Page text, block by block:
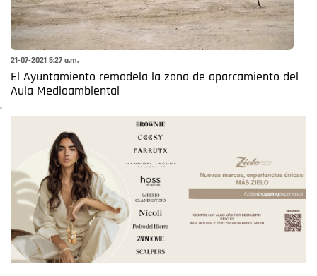
21-07-2021 5:27 a.m.
El Ayuntamiento remodela la zona de aparcamiento del
Aula Medioambiental